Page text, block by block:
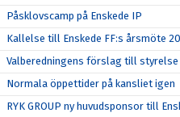
Påsklovscamp på Enskede IP
Kallelse till Enskede FF:s årsmöte
Valberedningens förslag till styrelse
Normala öppettider på kansliet igen
RYK GROUP ny huvudsponsor till